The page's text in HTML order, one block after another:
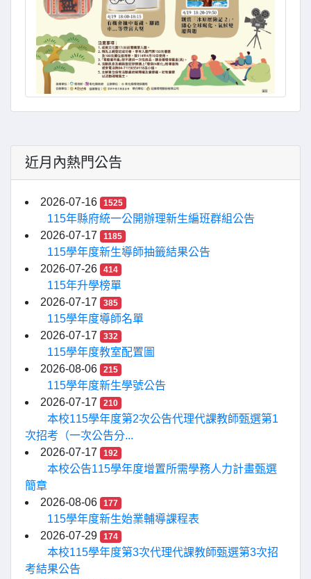
近月內熱門公告
2026-07-16 1525
115年縣府統一公開辦理新生編班群組公告
2026-07-17
1185
115學年度新生導師抽籤結果公告
2026-07-26
414
115年升學榜單
2026-07-17
385
115學年度導師名單
2026-07-17
332
115學年度教室配置圖
2026-08-06
215
115學年度新生學號公告
2026-07-17
210
本校115學年度第2次公告代理代課教師甄選第1
次招考（一次公告分...
2026-07-17
192
本校公告115學年度增置所需學務人力計畫甄選
簡章
2026-08-06
177
115學年度新生始業輔導課程表
2026-07-29
174
本校115學年度第3次代理代課教師甄選第3次招
考結果公告